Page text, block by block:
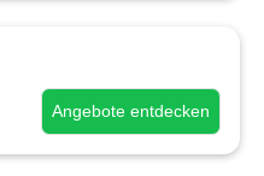
Angebote entdecken